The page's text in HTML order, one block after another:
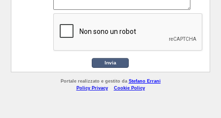
Invia
Portale realizzato e gestito da Stefano Errani
Policy Privacy
Cookie Policy